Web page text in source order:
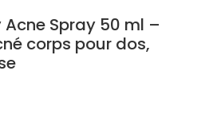
Acne Spray 50 ml –
corps pour dos,